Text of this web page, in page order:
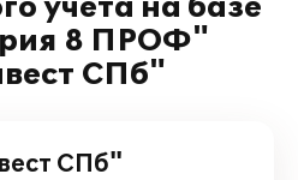
учета на базе
8 ПРОФ"
СПб"
СПб"